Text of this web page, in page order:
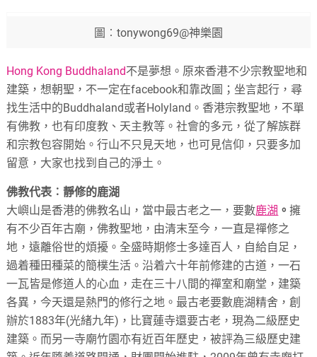
size.size.
圖︰tonywong69@神樂園
Hong Kong Buddhaland不是夢想。原來香港不少宗教聖地和
建築，想朝聖，不一定在facebook和靠改圖；坐言起行，尋
找生活中的Buddhaland或者Holyland。香港宗教聖地，不單
有佛教，也有印度教、天主教等。社會的多元，從了解族群
和宗教包容開始。行山不只見天地，也可見信仰，只要多加
留意，大家也找到自己的淨土。
佛教代表︰靜修的鹿湖
大嶼山是香港的佛教名山，當中最古老之一，要數鹿湖 。擁
有不少百年古廟，佛教聖地，由清末至今，一直是禪修之
地，遠離俗世的煩擾。全盛時期修士多達百人，自給自足，
過着種田種菜的簡樸生活。沿着六十年前修建的古道，一石
一瓦皆是修道人的心血，走在三十八間的禪室和廟堂，建築
各異，今天還是熱門的修行之地。最古老要數鹿湖精舍，創
辦於1883年(光緒九年)，比寶蓮寺還要古老，現為二級歷史
建築。而另一寺廟竹園亦有近百年歷史，被評為三級歷史建